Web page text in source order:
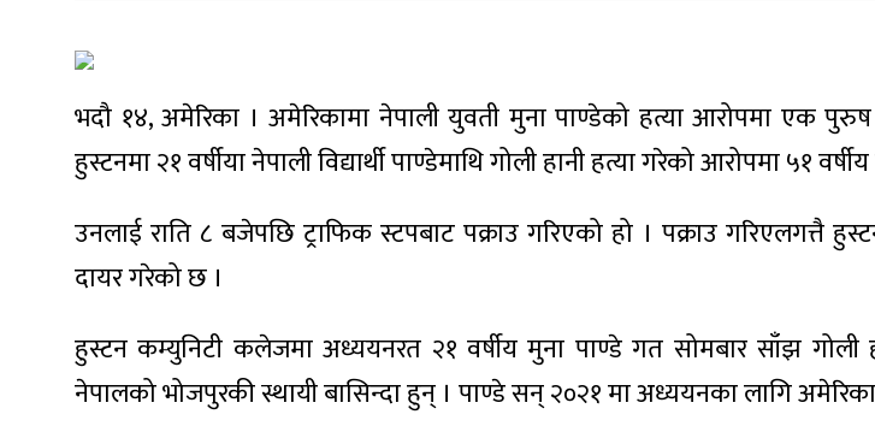
भदौ १४, अमेरिका । अमेरिकामा नेपाली युवती मुना पाण्डेको हत्या आरोपमा एक
हुस्टनमा २१ वर्षीया नेपाली विद्यार्थी पाण्डेमाथि गोली हानी हत्या गरेको आरोपमा ५१
उनलाई राति ८ बजेपछि ट्राफिक स्टपबाट पक्राउ गरिएको हो । पक्राउ गरिएलगत्तै
दायर गरेको छ ।
हुस्टन कम्युनिटी कलेजमा अध्ययनरत २१ वर्षीय मुना पाण्डे गत सोमबार साँझ गोली
नेपालको भोजपुरकी स्थायी बासिन्दा हुन् । पाण्डे सन् २०२१ मा अध्ययनका लागि